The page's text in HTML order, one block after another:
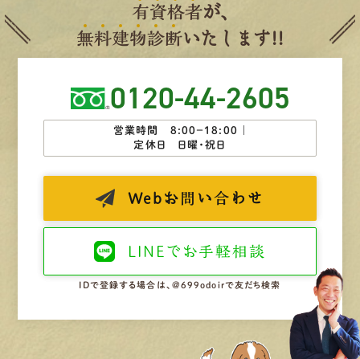
有資格者が、
無料建物診断いたします!!
0120-44-2605
営業時間 8:00−18:00 ｜
定休日 日曜・祝日
Web お問い合わせ
LINEで お手軽相談
IDで登録する場合は、@699odoirで友だち検索